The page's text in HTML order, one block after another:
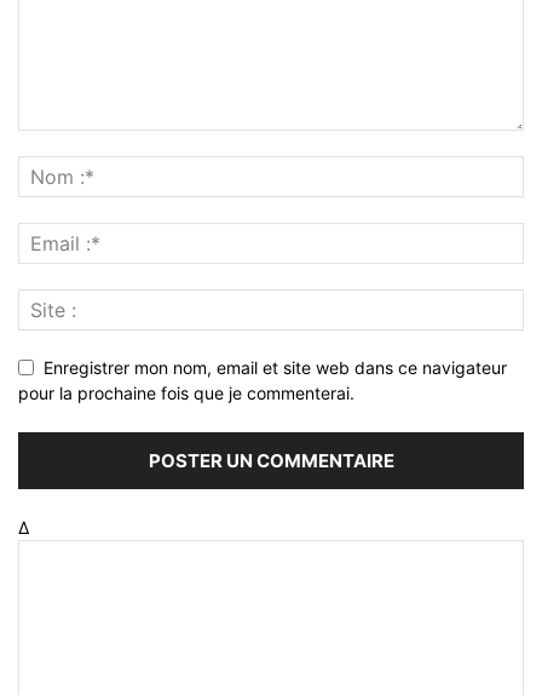
Enregistrer mon nom, email et site web dans ce navigateur
pour la prochaine fois que je commenterai.
Δ